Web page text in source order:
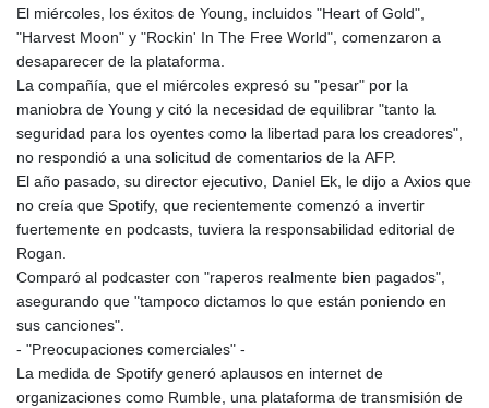
El miércoles, los éxitos de Young, incluidos "Heart of Gold",
"Harvest Moon" y "Rockin' In The Free World", comenzaron a
desaparecer de la plataforma.
La compañía, que el miércoles expresó su "pesar" por la
maniobra de Young y citó la necesidad de equilibrar "tanto la
seguridad para los oyentes como la libertad para los creadores",
no respondió a una solicitud de comentarios de la AFP.
El año pasado, su director ejecutivo, Daniel Ek, le dijo a Axios que
no creía que Spotify, que recientemente comenzó a invertir
fuertemente en podcasts, tuviera la responsabilidad editorial de
Rogan.
Comparó al podcaster con "raperos realmente bien pagados",
asegurando que "tampoco dictamos lo que están poniendo en
sus canciones".
- "Preocupaciones comerciales" -
La medida de Spotify generó aplausos en internet de
organizaciones como Rumble, una plataforma de transmisión de